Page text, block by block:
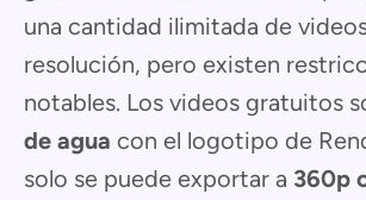
una cantidad ilimitada de
resolución, pero existen
notables. Los videos gratuitos
de agua con el logotipo de
solo se puede exportar a 360p